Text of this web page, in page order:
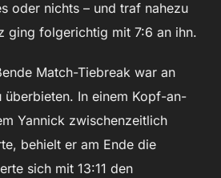
oder nichts – und traf nahezu
ging folgerichtig mit 7:6 an ihn.
Match-Tiebreak war an
überbieten. In einem Kopf-an-
Yannick zwischenzeitlich
behielt er am Ende die
sich mit 13:11 den